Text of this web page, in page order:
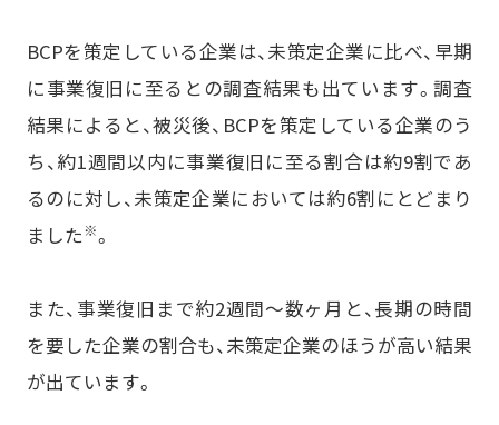
BCPを策定している企業は、未策定企業に比べ、早期
に事業復旧に至るとの調査結果も出ています。調査
結果によると、被災後、BCPを策定している企業のう
ち、約1週間以内に事業復旧に至る割合は約9割であ
るのに対し、未策定企業においては約6割にとどまり
ました※。
また、事業復旧まで約2週間〜数ヶ月と、長期の時間
を要した企業の割合も、未策定企業のほうが高い結果
が出ています。